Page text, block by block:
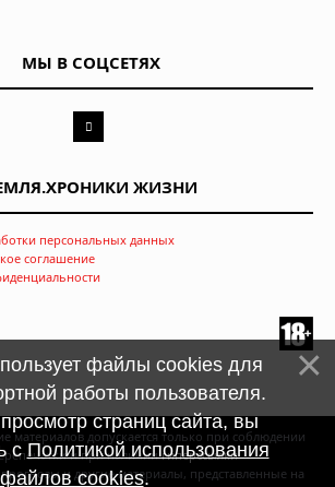
МЫ В СОЦСЕТЯХ
ЖИЗНИ
персональных данных
соглашение
материалов допускается только при соблюдении
и при наличиигиперссылки
и другие материалы, представленные на
файлы cookies для
работы пользователя.
страниц сайта, вы
сПолитикой использования
файлов cookies.